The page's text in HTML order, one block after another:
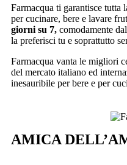
Farmacqua ti garantisce tutta
per cucinare, bere e lavare
giorni su 7, comodamente
la preferisci tu e soprattutto
Farmacqua vanta le migliori
del mercato italiano ed
inesauribile per bere e per
AMICA